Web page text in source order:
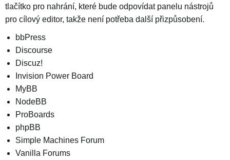
tlačítko pro nahrání, které bude odpovídat panelu nástrojů
pro cílový editor, takže není potřeba další přizpůsobení.
bbPress
Discourse
Discuz!
Invision Power Board
MyBB
NodeBB
ProBoards
phpBB
Simple Machines Forum
Vanilla Forums